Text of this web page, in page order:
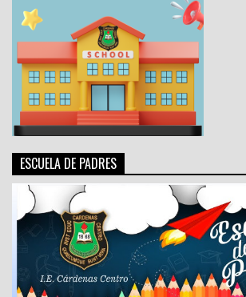
ESCUELA DE PADRES